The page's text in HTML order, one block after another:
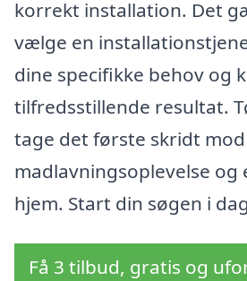
korrekt installation. Det
vælge en
dine specifikke behov og
tilfredsstillende resultat.
tage det første skridt
madlavningsoplevelse og
hjem. Start din søgen i
Få 3 tilbud, gratis og